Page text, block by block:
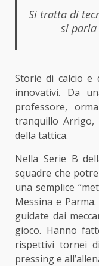
Si tratta di
si parla
Storie di calcio e
innovativi. Da
professore,
tranquillo Arrigo,
della tattica.
Nella Serie B
squadre che
una semplice
Messina e
guidate dai
gioco. Hanno
rispettivi tornei
pressing e